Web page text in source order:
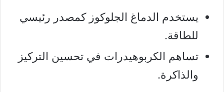
يستخدم الدماغ الجلوكوز كمصدر رئيسي
للطاقة.
تساهم الكربوهيدرات في تحسين التركيز
والذاكرة.